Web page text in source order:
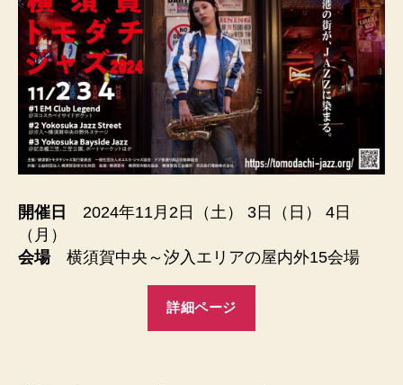
開催日
2024年11月2日（土） 3日（日） 4日
（月）
会場横須賀中央～汐入エリアの屋内外15会場
詳細ページ